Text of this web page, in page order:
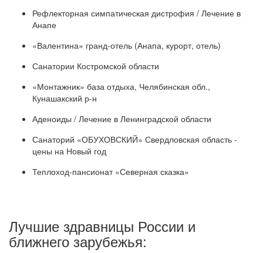
Рефлекторная симпатическая дистрофия / Лечение в
Анапе
«Валентина» гранд-отель (Анапа, курорт, отель)
Санатории Костромской области
«Монтажник» база отдыха, Челябинская обл.,
Кунашакский р-н
Аденоиды / Лечение в Ленинградской области
Санаторий «ОБУХОВСКИЙ» Свердловская область -
цены на Новый год
Теплоход-пансионат «Северная сказка»
Лучшие здравницы России и
ближнего зарубежья: